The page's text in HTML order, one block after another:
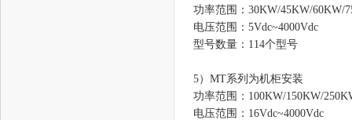
功率范围：30KW/45KW/60KW/
电压范围：5Vdc~4000Vdc
型号数量：114个型号
5）MT系列为机柜安装
功率范围：100KW/150KW/
电压范围：16Vdc~4000Vdc